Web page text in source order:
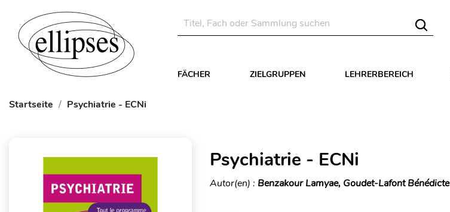
FÄCHER ZIELGRUPPEN LEHRERBEREICH
Startseite Psychiatrie - ECNi
Psychiatrie - ECNi
Autor(en) : Benzakour Lamyae, Goudet-Lafont Bénédicte